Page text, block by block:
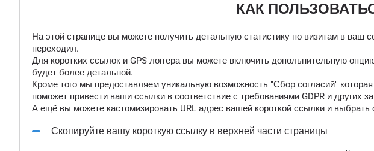
КАК
На этой странице вы можете получить детальную статистику по визитам в ваш
переходил.
Для коротких ссылок и GPS логгера вы можете включить допольнительную
будет более детальной.
Кроме того мы предоставляем уникальную возможность "Сбор согласий"
поможет привести ваши ссылки в соответствие с требованиями GDPR и других
А ещё вы можете кастомизировать URL адрес вашей короткой ссылки и выбрать
Скопируйте вашу короткую ссылку в верхней части страницы